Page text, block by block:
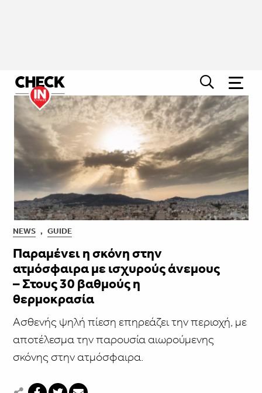
NEWS , GUIDE
Παραμένει η σκόνη στην
ατμόσφαιρα με ισχυρούς άνεμους
– Στους 30 βαθμούς η
θερμοκρασία
Ασθενής ψηλή πίεση επηρεάζει την περιοχή, με
αποτέλεσμα την παρουσία αιωρούμενης
σκόνης στην ατμόσφαιρα.